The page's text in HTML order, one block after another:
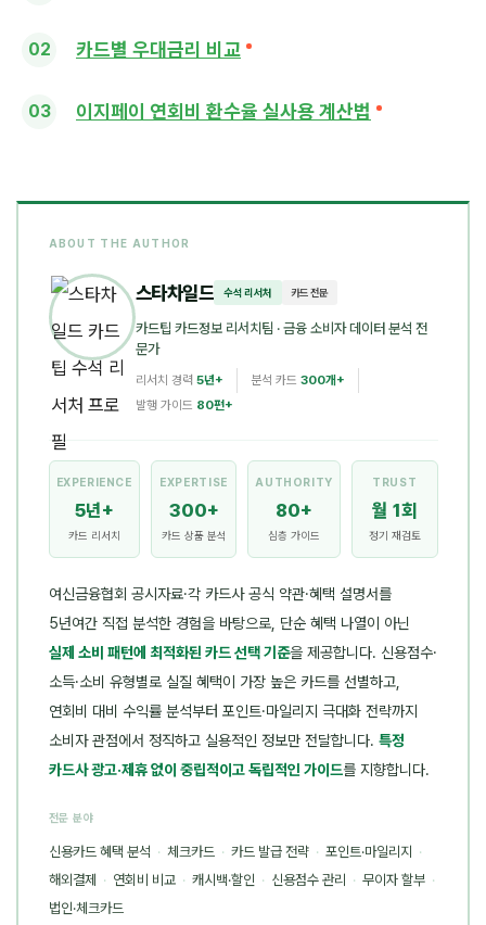
카드별 우대금리 비교
이지페이 연회비 환수율 실사용 계산법
ABOUT THE AUTHOR
스타차일드 수석 리서처 카드 전문
카드팁 카드정보 리서치팀 · 금융 소비자 데이터 분석 전
문가
리서치 경력 5년+ 분석 카드 300개+
발행 가이드 80편+
EXPERIENCE
5년+
카드 리서치
EXPERTISE
300+
카드 상품 분석
AUTHORITY
80+
심층 가이드
TRUST
월 1회
정기 재검토
여신금융협회 공시자료·각 카드사 공식 약관·혜택 설명서를
5년여간 직접 분석한 경험을 바탕으로, 단순 혜택 나열이 아닌
실제 소비 패턴에 최적화된 카드 선택 기준을 제공합니다. 신용점수·
소득·소비 유형별로 실질 혜택이 가장 높은 카드를 선별하고,
연회비 대비 수익률 분석부터 포인트·마일리지 극대화 전략까지
소비자 관점에서 정직하고 실용적인 정보만 전달합니다. 특정
카드사 광고·제휴 없이 중립적이고 독립적인 가이드를 지향합니다.
전문 분야
신용카드 혜택 분석 · 체크카드 · 카드 발급 전략 · 포인트·마일리지 ·
해외결제 · 연회비 비교 · 캐시백·할인 · 신용점수 관리 · 무이자 할부 ·
법인·체크카드